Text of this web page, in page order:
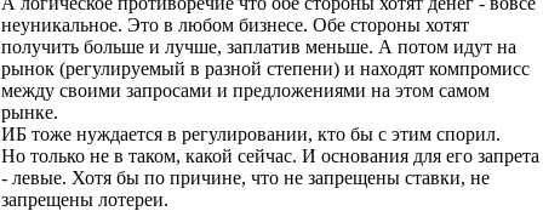
неуникальное. Это в любом бизнесе. Обе стороны хотят
получить больше и лучше, заплатив меньше. А потом идут на
рынок (регулируемый в разной степени) и находят компромисс
между своими запросами и предложениями на этом самом
рынке.
ИБ тоже нуждается в регулировании, кто бы с этим спорил.
Но только не в таком, какой сейчас. И основания для его запрета
- левые. Хотя бы по причине, что не запрещены ставки, не
запрещены лотереи.